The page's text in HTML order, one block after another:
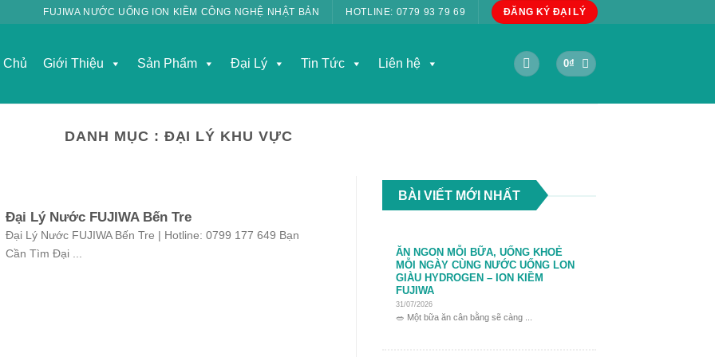
FUJIWA NƯỚC UỐNG ION KIỀM CÔNG NGHỆ NHẬT BẢN HOTLINE: 0779 93 79 69 ĐĂNG KÝ ĐẠI LÝ
Chủ Giới Thiệu Sản Phẩm Đại Lý Tin Tức Liên hệ 0₫
DANH MỤC : ĐẠI LÝ KHU VỰC
Đại Lý Nước FUJIWA Bến Tre
Đại Lý Nước FUJIWA Bến Tre | Hotline: 0799 177 649 Bạn
Cần Tìm Đại ...
BÀI VIẾT MỚI NHẤT
ĂN NGON MỖI BỮA, UỐNG KHOẺ
MỖI NGÀY CÙNG NƯỚC UỐNG LON
GIÀU HYDROGEN – ION KIỀM
FUJIWA
31/07/2026
🥗 Một bữa ăn cân bằng sẽ càng ...